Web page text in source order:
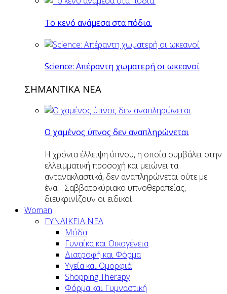
Το κενό ανάμεσα στα πόδια.
Science: Απέραντη χωματερή οι ωκεανοί
ΣΗΜΑΝΤΙΚΑ ΝΕΑ
Ο χαμένος ύπνος δεν αναπληρώνεται
Η χρόνια έλλειψη ύπνου, η οποία συμβάλει στην
ελλειμματική προσοχή και μειώνει τα
αντανακλαστικά, δεν αναπληρώνεται ούτε με
ένα… Σαββατοκύριακο υπνοθεραπείας,
διευκρινίζουν οι ειδικοί.
Woman
ΓΥΝΑΙΚΕΙΑ ΝΕΑ
Μόδα
Γυναίκα και Οικογένεια
Διατροφή και Φόρμα
Υγεία και Ομορφιά
Shopping Therapy
Φόρμα και Γυμναστική